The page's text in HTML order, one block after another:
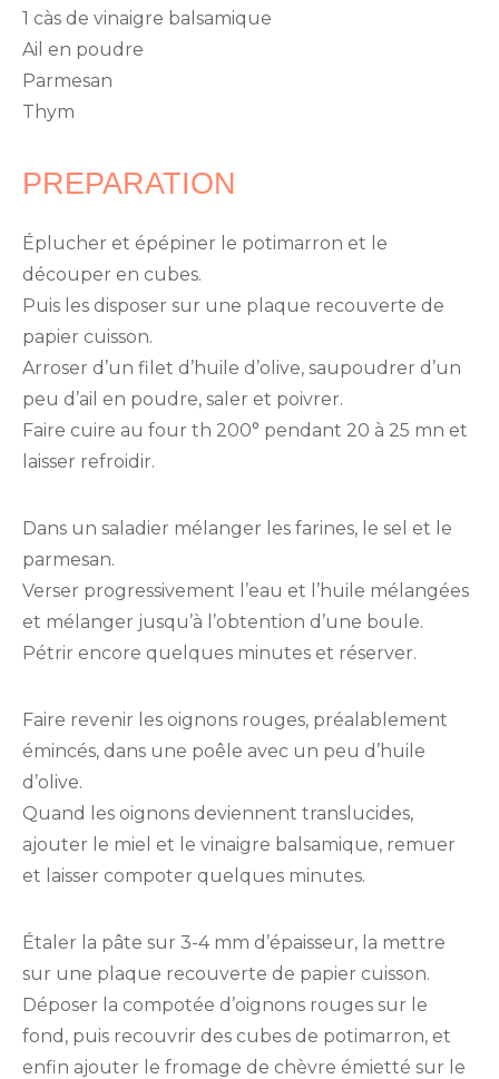
1 càs de vinaigre balsamique
Ail en poudre
Parmesan
Thym
PREPARATION
Éplucher et épépiner le potimarron et le
découper en cubes.
Puis les disposer sur une plaque recouverte de
papier cuisson.
Arroser d’un filet d’huile d’olive, saupoudrer d’un
peu d’ail en poudre, saler et poivrer.
Faire cuire au four th 200° pendant 20 à 25 mn et
laisser refroidir.
Dans un saladier mélanger les farines, le sel et le
parmesan.
Verser progressivement l’eau et l’huile mélangées
et mélanger jusqu’à l’obtention d’une boule.
Pétrir encore quelques minutes et réserver.
Faire revenir les oignons rouges, préalablement
émincés, dans une poêle avec un peu d’huile
d’olive.
Quand les oignons deviennent translucides,
ajouter le miel et le vinaigre balsamique, remuer
et laisser compoter quelques minutes.
Étaler la pâte sur 3-4 mm d’épaisseur, la mettre
sur une plaque recouverte de papier cuisson.
Déposer la compotée d’oignons rouges sur le
fond, puis recouvrir des cubes de potimarron, et
enfin ajouter le fromage de chèvre émietté sur le